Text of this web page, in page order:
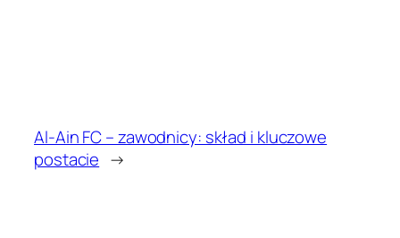
Al-Ain FC – zawodnicy: skład i kluczowe
postacie →